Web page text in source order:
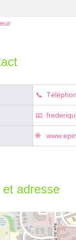
et adresse